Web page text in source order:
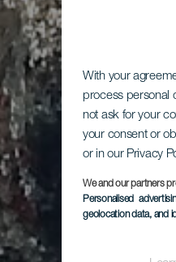
With your
process personal
not ask for your
your consent or
or in our Privacy
We and our partners
Personalised
geolocation data, and